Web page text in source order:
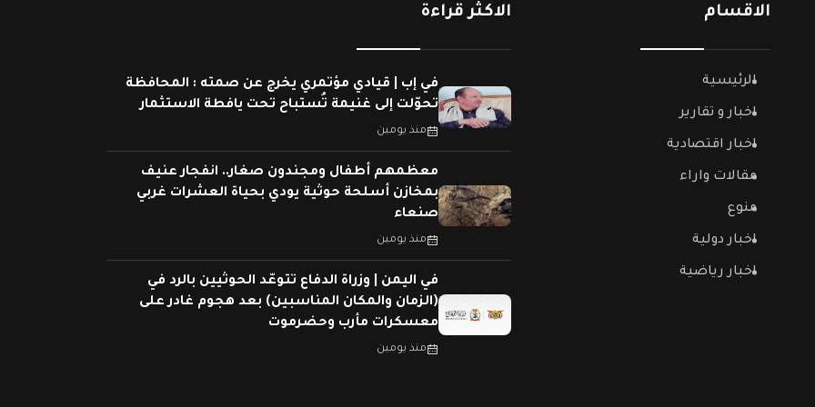
الاقسام
الرئيسية
اخبار و تقارير
اخبار اقتصادية
مقالات واراء
منوع
اخبار دولية
اخبار رياضية
الاكثر قراءة
في إب | قيادي مؤتمري يخرج عن صمته : المحافظة
تحوّلت إلى غنيمة تُستباح تحت يافطة الاستثمار
منذ يومين
معظمهم أطفال ومجندون صغار.. انفجار عنيف
بمخازن أسلحة حوثية يودي بحياة العشرات غربي
صنعاء
منذ يومين
في اليمن | وزراة الدفاع تتوعّد الحوثيين بالرد في
(الزمان والمكان المناسبين) بعد هجوم غادر على
معسكرات مأرب وحضرموت
منذ يومين